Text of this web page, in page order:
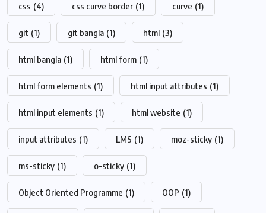
css (4) css curve border (1) curve (1)
git (1) git bangla (1) html (3)
html bangla (1) html form (1)
html form elements (1) html input attributes (1)
html input elements (1) html website (1)
input attributes (1) LMS (1) moz-sticky (1)
ms-sticky (1) o-sticky (1)
Object Oriented Programme (1) OOP (1)